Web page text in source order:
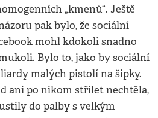
„kmenů“. Ještě
pak bylo, že sociální
mohl kdokoli snadno
Bylo to, jako by sociální
malých pistolí na šipky.
ani po nikom střílet nechtěla,
do palby s velkým